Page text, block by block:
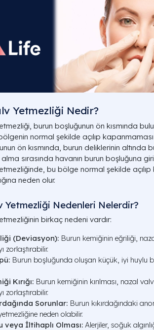
Yetmezliği Nedir?
burun boşluğunun ön kısmında
normal şekilde açılıp
ön kısmında, burun deliklerinin altında
sırasında havanın burun boşluğuna
bu bölge normal şekilde
neden olur.
Yetmezliği Nedenleri Nelerdir?
birkaç nedeni vardır:
(Deviasyon): Burun kemiğinin eğriliği,
zorlaştırabilir.
Burun boşluğunda oluşan küçük, iyi huylu
Kırığı: Burun kemiğinin kırılması, nazal
zorlaştırabilir.
Sorunlar: Burun kıkırdağındaki
neden olabilir.
veya İltihaplı Olması: Alerjiler, soğuk